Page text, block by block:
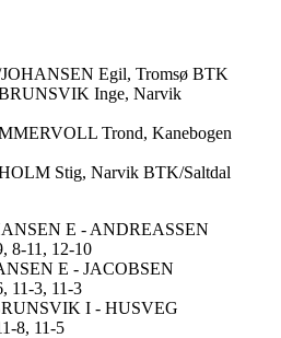
Egil, Tromsø BTK
Inge, Narvik
Trond, Kanebogen
Stig, Narvik BTK/Saltdal
E - ANDREASSEN
8-11, 12-10
E - JACOBSEN
11-3, 11-3
I - HUSVEG
8, 11-5